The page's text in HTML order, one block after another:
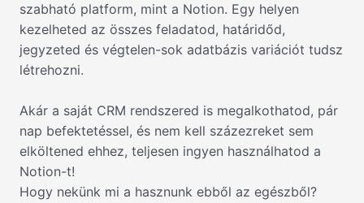
szabható platform, mint a Notion. Egy helyen
kezelheted az összes feladatod, határidőd,
jegyzeted és végtelen-sok adatbázis variációt tudsz
létrehozni.
Akár a saját CRM rendszered is megalkothatod, pár
nap befektetéssel, és nem kell százezreket sem
elköltened ehhez, teljesen ingyen használhatod a
Notion-t!
Hogy nekünk mi a hasznunk ebből az egészből?